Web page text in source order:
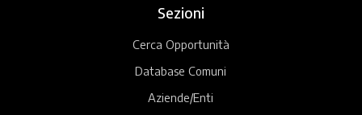
Sezioni
Cerca Opportunità
Database Comuni
Aziende/Enti